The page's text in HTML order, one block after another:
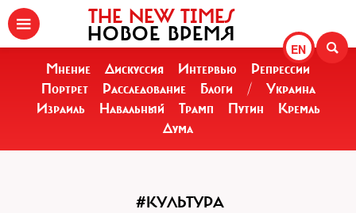
EN
THE NEW TIMES
НОВОЕ ВРЕМЯ
Мнение Дискуссия Интервью
Репрессии
Портрет
Расследование Блоги /
Украина
Израиль
Навальный Трамп Путин
Кремль
Дума
#КУЛЬТУРА